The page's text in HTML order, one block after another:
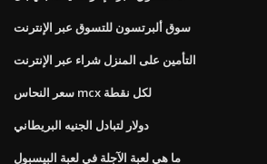
سوق ألبرتسون للتسوق عبر الإنترنت
التأمين على المنزل شراء عبر الإنترنت
سعر النحاس mcx لكل نقطة
دولار لتبادل الجنيه البريطاني
ما هي لعبة الآجلة في لعبة البيسبول